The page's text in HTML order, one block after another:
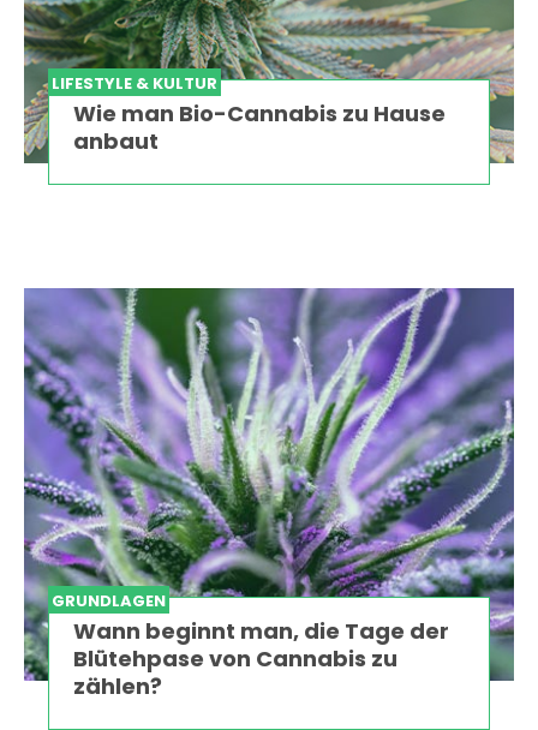
LIFESTYLE & KULTUR
Wie man Bio-Cannabis zu Hause
anbaut
GRUNDLAGEN
Wann beginnt man, die Tage der
Blütehpase von Cannabis zu
zählen?